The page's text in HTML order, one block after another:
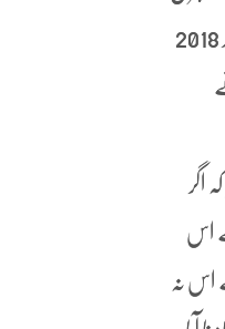
پروگرام سے متعلق کچھ شرائط قبول کی جس کے تحت اقتصادی پابندیوں میں نرمی اختیار کرتے ہوئے گنجائش پیدا کی گئی مگر 2018
اگر
اس
اس نہ